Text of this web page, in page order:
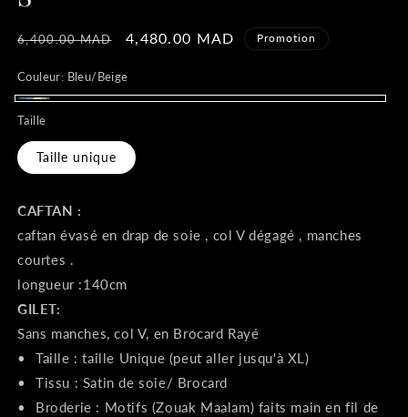
Prix
6,400.00 MAD
Prix
4,480.00 MAD Promotion
Couleur: Bleu/Beige
Taille
Taille unique
CAFTAN :
caftan évasé en drap de soie , col V dégagé , manches
courtes .
longueur :140cm
GILET:
Sans manches, col V, en Brocard Rayé
•⁠ ⁠Taille : taille Unique (peut aller jusqu'à XL)
•⁠ ⁠Tissu : Satin de soie/ Brocard
•⁠ ⁠Broderie : Motifs (Zouak Maalam) faits main en fil de